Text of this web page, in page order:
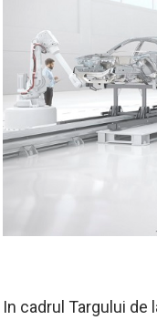
In cadrul Targului de